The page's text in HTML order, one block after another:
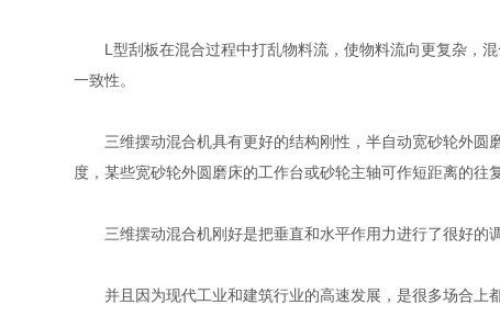
L型刮板在混合过程中打乱物料流，使物料流向更复杂，混
一致性。
三维摆动混合机具有更好的结构刚性，半自动宽砂轮外圆
度，某些宽砂轮外圆磨床的工作台或砂轮主轴可作短距离的往
三维摆动混合机刚好是把垂直和水平作用力进行了很好的调
并且因为现代工业和建筑行业的高速发展，是很多场合上